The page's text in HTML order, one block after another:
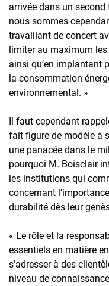
arrivée dans un second
nous sommes
travaillant de concert
limiter au maximum les
ainsi qu’en implantant
la consommation
environnemental. »
Il faut cependant
fait figure de modèle à
une panacée dans le
pourquoi M. Boisclair
les institutions qui
concernant
durabilité dès leur
« Le rôle et la
essentiels en matière
s’adresser à des
niveau de